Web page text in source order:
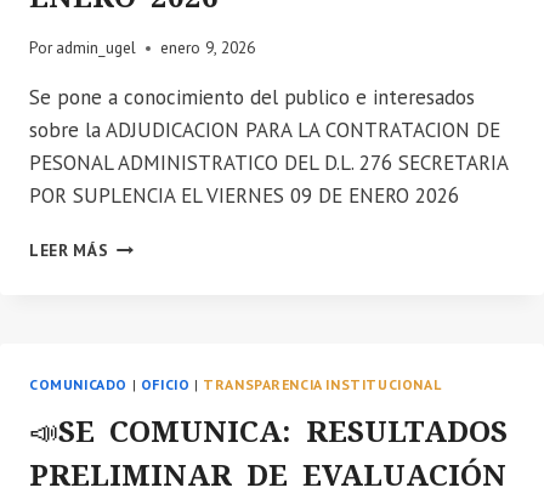
Por admin_ugel enero 9, 2026
Se pone a conocimiento del publico e interesados
sobre la ADJUDICACION PARA LA CONTRATACION DE
PESONAL ADMINISTRATICO DEL D.L. 276 SECRETARIA
POR SUPLENCIA EL VIERNES 09 DE ENERO 2026
LEER MÁS 📣
CONTRATACION
DE
PESONAL
COMUNICADO | OFICIO | TRANSPARENCIA INSTITUCIONAL
📣SE COMUNICA: RESULTADOS
PRELIMINAR DE EVALUACIÓN